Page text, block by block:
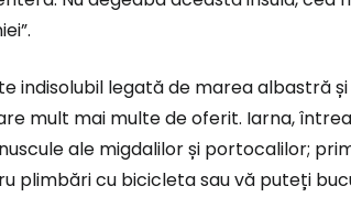
indisolubil legată de marea albastră
mult mai multe de oferit. Iarna,
ale migdalilor și portocalilor;
plimbări cu bicicleta sau vă puteți
vă la
a călătorilor